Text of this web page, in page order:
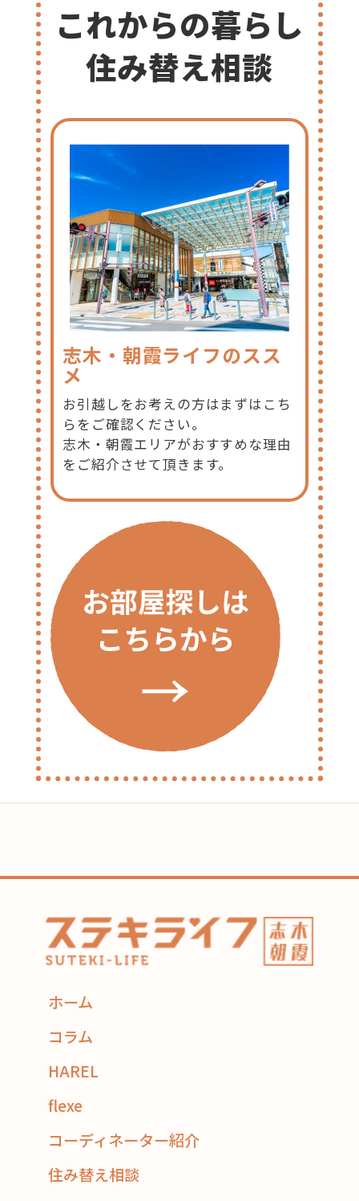
これからの暮らし
住み替え相談
志木・朝霞ライフのスス
メ
お引越しをお考えの方はまずはこち
らをご確認ください。
志木・朝霞エリアがおすすめな理由
をご紹介させて頂きます。
ホーム
コラム
HAREL
flexe
コーディネーター紹介
住み替え相談